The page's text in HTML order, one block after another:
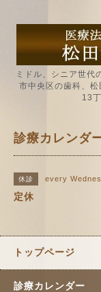
ミドル、シニア世代
市中央区の歯科、
13
診療カレンダ
休診 every
定休
トップページ
診療カレンダー